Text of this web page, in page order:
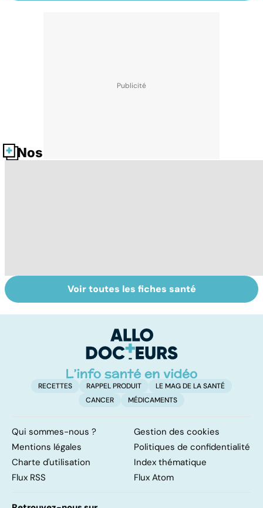
Nos fiches santé
La tuberculose
pulmonaire
Tout savoir sur
les infections
Voir toutes les fiches santé
RECETTES RAPPEL PRODUIT
LE MAG DE LA SANTÉ
CANCER
MÉDICAMENTS
Qui sommes-nous ?
Gestion des cookies
Mentions légales
Politiques de confidentialité
Charte d'utilisation
Index thématique
Flux RSS
Flux Atom